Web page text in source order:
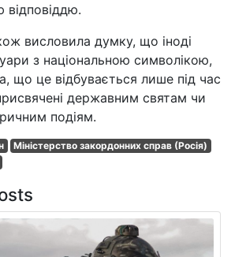
відповіддю.
висловила думку, що іноді
з національною символікою,
що це відбувається лише під час
державним святам чи
подіям.
Міністерство закордонних справ (Росія)